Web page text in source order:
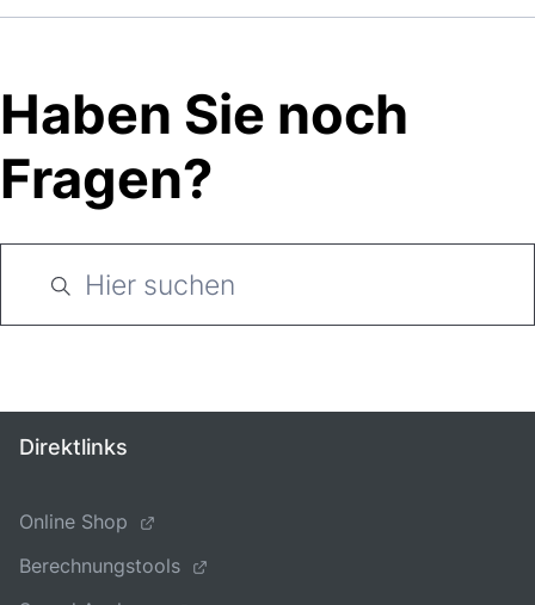
Haben Sie noch
Fragen?
Direktlinks
Online Shop
Berechnungstools